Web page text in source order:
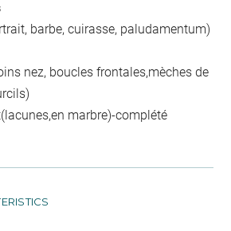
barbe, cuirasse, paludamentum)
nez, boucles frontales,mèches de
marbre)-complété